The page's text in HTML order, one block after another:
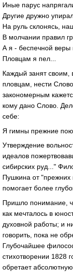
Иные парус
Другие дружно
На руль склонясь,
В молчании правил
А я - беспечной веры
Пловцам я пел...
Каждый занят своим,
пловцам, нести
закономерным
кому дано Слово.
себе:
Я гимны прежние
Утверждение
идеалов
сибирских руд..."
Пушкина от
помогает более
Пришло понимание,
как мечталось в
духовной работы; и
говорить, пока не
Глубочайшее
стихотворении 1828
обретает